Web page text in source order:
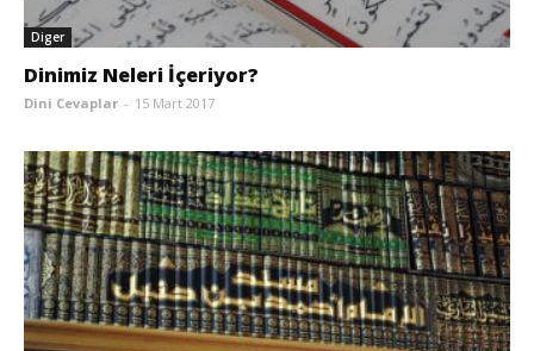
Diger
Dinimiz Neleri İçeriyor?
Dini Cevaplar - 15 Mart 2017